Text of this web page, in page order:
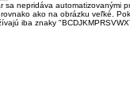
sa nepridáva automatizovanými
ako na obrázku veľké.
iba znaky